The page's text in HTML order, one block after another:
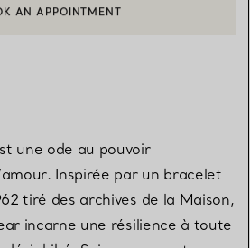
CLIENT OU PRENDRE RENDEZ-
AN APPOINTMENT
une ode au pouvoir
Inspirée par un bracelet
tiré des archives de la Maison,
incarne une résilience à toute